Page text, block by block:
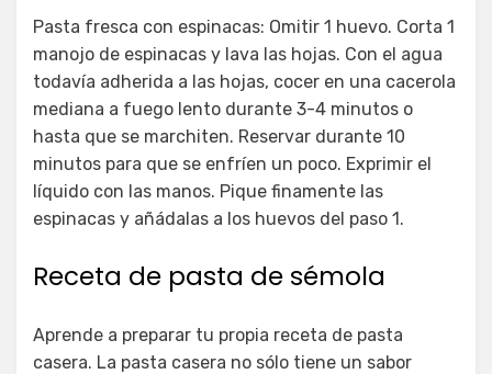
Pasta fresca con espinacas: Omitir 1 huevo. Corta 1
manojo de espinacas y lava las hojas. Con el agua
todavía adherida a las hojas, cocer en una cacerola
mediana a fuego lento durante 3-4 minutos o
hasta que se marchiten. Reservar durante 10
minutos para que se enfríen un poco. Exprimir el
líquido con las manos. Pique finamente las
espinacas y añádalas a los huevos del paso 1.
Receta de pasta de sémola
Aprende a preparar tu propia receta de pasta
casera. La pasta casera no sólo tiene un sabor